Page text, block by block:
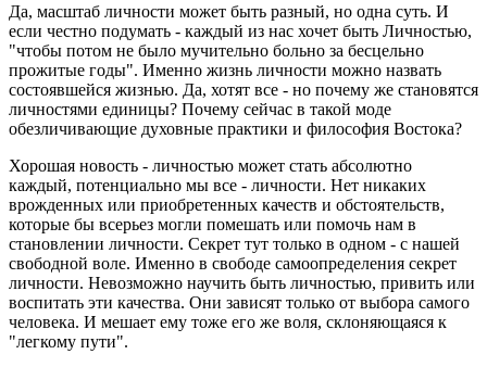
Да, масштаб личности может быть разный, но одна суть. И
если честно подумать - каждый из нас хочет быть Личностью,
"чтобы потом не было мучительно больно за бесцельно
прожитые годы". Именно жизнь личности можно назвать
состоявшейся жизнью. Да, хотят все - но почему же становятся
личностями единицы? Почему сейчас в такой моде
обезличивающие духовные практики и философия Востока?
Хорошая новость - личностью может стать абсолютно
каждый, потенциально мы все - личности. Нет никаких
врожденных или приобретенных качеств и обстоятельств,
которые бы всерьез могли помешать или помочь нам в
становлении личности. Секрет тут только в одном - с нашей
свободной воле. Именно в свободе самоопределения секрет
личности. Невозможно научить быть личностью, привить или
воспитать эти качества. Они зависят только от выбора самого
человека. И мешает ему тоже его же воля, склоняющаяся к
"легкому пути".